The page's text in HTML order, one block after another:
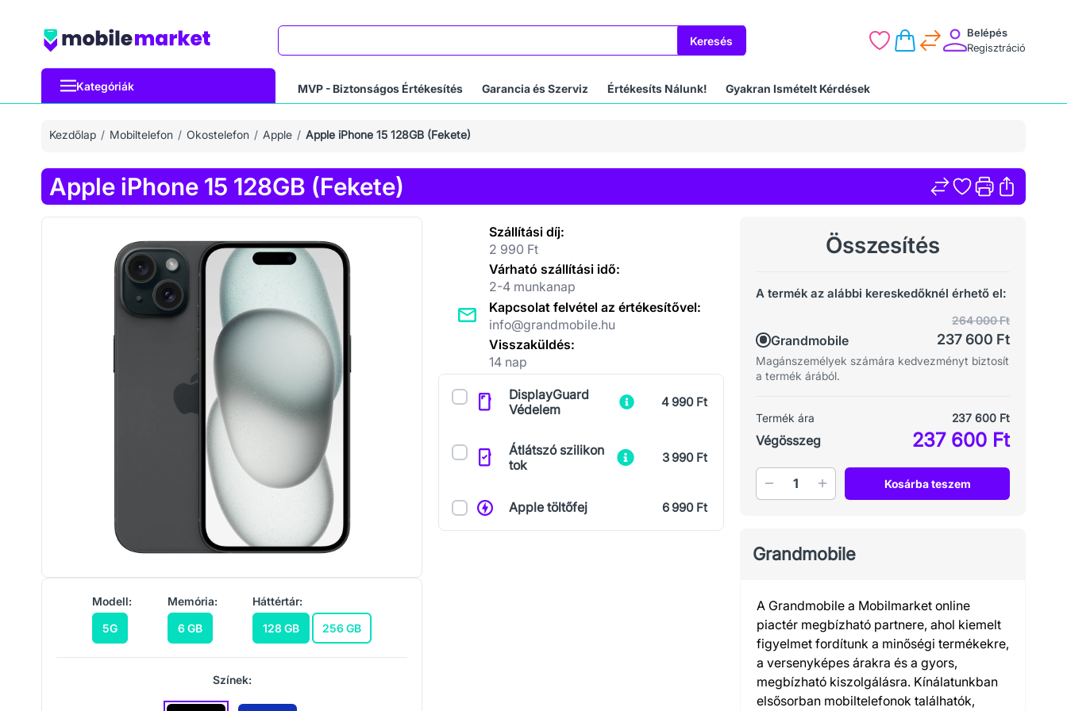
Keresés
Belépés
Regisztráció
Kategóriák MVP - Biztonságos Értékesítés Garancia és Szerviz Értékesíts Nálunk! Gyakran Ismételt Kérdések
Kezdőlap Mobiltelefon Okostelefon Apple Apple iPhone 15 128GB (Fekete)
Apple iPhone 15 128GB (Fekete)
Modell:
5G
Memória:
6 GB
Háttértár:
128 GB
256 GB
Színek:
Szállítási díj:
2 990 Ft
Várható szállítási idő:
2-4 munkanap
Kapcsolat felvétel az értékesítővel:
info@grandmobile.hu
Visszaküldés:
14 nap
Kiegészítők
DisplayGuard
Védelem
4 990 Ft
Átlátszó szilikon
tok
3 990 Ft
Apple töltőfej 6 990 Ft
Összesítés
A termék az alábbi kereskedőknél érhető el:
Grandmobile
264 000 Ft
237 600 Ft
Magánszemélyek számára kedvezményt biztosít
a termék árából.
Termék ára 237 600 Ft
Végösszeg 237 600 Ft
Mennyiség Kosárba teszem
Grandmobile
A Grandmobile a Mobilmarket online
piactér megbízható partnere, ahol kiemelt
figyelmet fordítunk a minőségi termékekre,
a versenyképes árakra és a gyors,
megbízható kiszolgálásra. Kínálatunkban
elsősorban mobiltelefonok találhatók,